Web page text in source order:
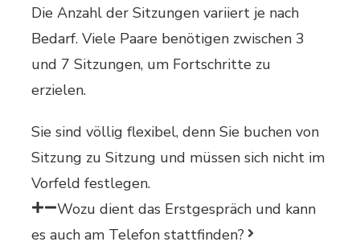
Die Anzahl der Sitzungen variiert je nach
Bedarf. Viele Paare benötigen zwischen 3
und 7 Sitzungen, um Fortschritte zu
erzielen.
Sie sind völlig flexibel, denn Sie buchen von
Sitzung zu Sitzung und müssen sich nicht im
Vorfeld festlegen.
Wozu dient das Erstgespräch und kann
es auch am Telefon stattfinden?